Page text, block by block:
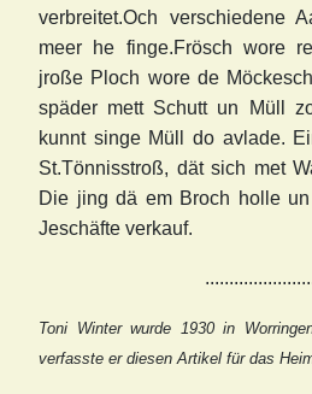
verbreitet.Och verschiedene
meer he finge.Frösch wore
jroße Ploch wore de
späder mett Schutt un Müll
kunnt singe Müll do avlade.
St.Tönnisstroß, dät sich met
Die jing dä em Broch holle
Jeschäfte verkauf.
Toni Winter wurde 1930 in
verfasste er diesen Artikel für das